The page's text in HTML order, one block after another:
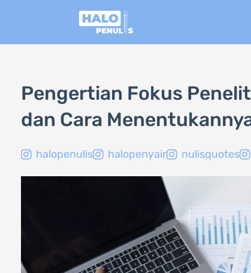
konten
Pengertian Fokus
dan Cara
halopenulis halopenyair nulisquotes